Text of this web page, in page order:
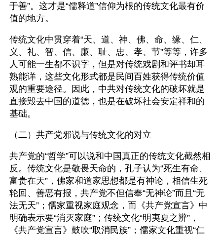
于善”。这才是“儒释道”信仰为根的传统文化最有价
值的地方。
传统文化中贯穿着“天、道、神、佛、命、缘、仁、
义、礼、智、信、廉、耻、忠、孝、节”等等，许多
人可能一生都不识字，但是对传统戏剧和评书却耳
熟能详，这些文化形式都是民间百姓获得传统价值
观的重要途径。因此，中共对传统文化的破坏就是
直接毁去中国的道德，也是在破坏社会安定祥和的
基础。
（二）共产党邪说与传统文化的对立
共产党的“哲学”可以说和中国真正的传统文化截然相
反。传统文化是敬畏天命的，孔子认为“死生有命、
富贵在天”，佛家和道家思想都是有神论，相信生死
轮回、善恶有报，共产党不但信奉“无神论”而且“无
法无天”；儒家重视家庭观念，而《共产党宣言》中
明确表示要“消灭家庭”；传统文化“明夷夏之辨”，
《共产党宣言》鼓吹“取消民族”；儒家文化重视“仁